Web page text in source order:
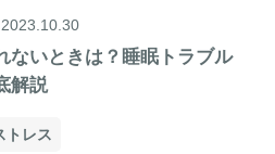
2023.10.30
ないときは？睡眠トラブル
解説
トレス